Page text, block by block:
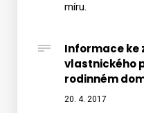
míru.
Informace ke
vlastnického
rodinném
20. 4. 2017